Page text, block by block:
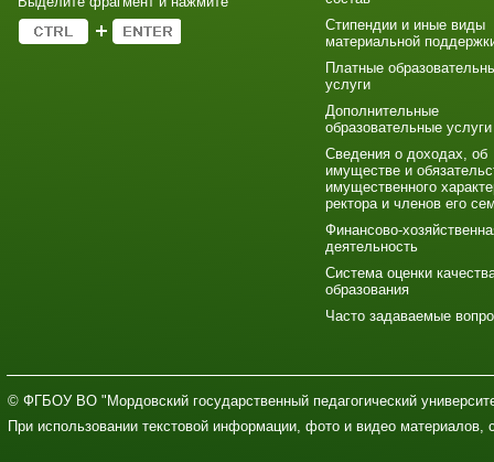
Стипендии и иные виды
материальной
Платные
услуги
Дополнительные
образовательные услуги
Сведения о доходах, об
имуществе и
имущественного
ректора и членов его
Финансово-
деятельность
Система оценки
образования
Часто задаваемые
© ФГБОУ ВО "Мордовский государственный педагогический
При использовании текстовой информации, фото и видео материалов,